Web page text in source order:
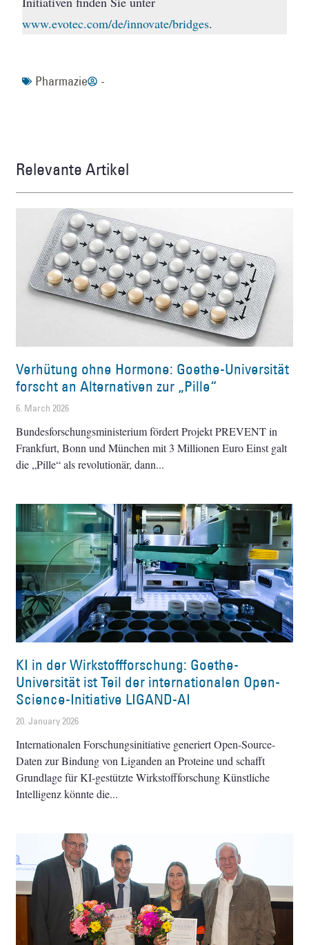
www.evotec.com/de/innovate/bridges.
Pharmazie -
Relevante Artikel
Verhütung ohne Hormone: Goethe-Universität
forscht an Alternativen zur „Pille“
6. March 2026
Bundesforschungsministerium fördert Projekt PREVENT in
Frankfurt, Bonn und München mit 3 Millionen Euro Einst galt
die „Pille“ als revolutionär, dann
KI in der Wirkstoffforschung: Goethe-
Universität ist Teil der internationalen Open-
Science-Initiative LIGAND-AI
20. January 2026
Internationalen Forschungsinitiative generiert Open-Source-
Daten zur Bindung von Liganden an Proteine und schafft
Grundlage für KI-gestützte Wirkstoffforschung Künstliche
Intelligenz könnte die